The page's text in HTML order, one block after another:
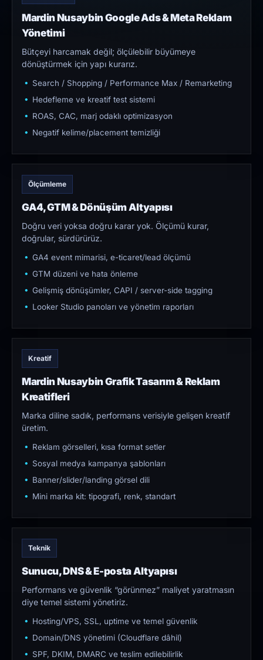
Mardin Nusaybin Google Ads & Meta Reklam
Yönetimi
Bütçeyi harcamak değil; ölçülebilir büyümeye
dönüştürmek için yapı kurarız.
Search / Shopping / Performance Max / Remarketing
Hedefleme ve kreatif test sistemi
ROAS, CAC, marj odaklı optimizasyon
Negatif kelime/placement temizliği
Ölçümleme
GA4, GTM & Dönüşüm Altyapısı
Doğru veri yoksa doğru karar yok. Ölçümü kurar,
doğrular, sürdürürüz.
GA4 event mimarisi, e-ticaret/lead ölçümü
GTM düzeni ve hata önleme
Gelişmiş dönüşümler, CAPI / server-side tagging
Looker Studio panoları ve yönetim raporları
Kreatif
Mardin Nusaybin Grafik Tasarım & Reklam
Kreatifleri
Marka diline sadık, performans verisiyle gelişen kreatif
üretim.
Reklam görselleri, kısa format setler
Sosyal medya kampanya şablonları
Banner/slider/landing görsel dili
Mini marka kit: tipografi, renk, standart
Teknik
Sunucu, DNS & E-posta Altyapısı
Performans ve güvenlik “görünmez” maliyet yaratmasın
diye temel sistemi yönetiriz.
Hosting/VPS, SSL, uptime ve temel güvenlik
Domain/DNS yönetimi (Cloudflare dâhil)
SPF, DKIM, DMARC ve teslim edilebilirlik